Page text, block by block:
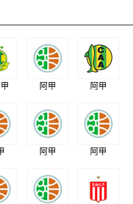
阿甲 阿甲
阿甲 阿甲